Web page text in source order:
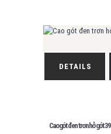
DETAILS
Cao gót đen trơn hở gót 39